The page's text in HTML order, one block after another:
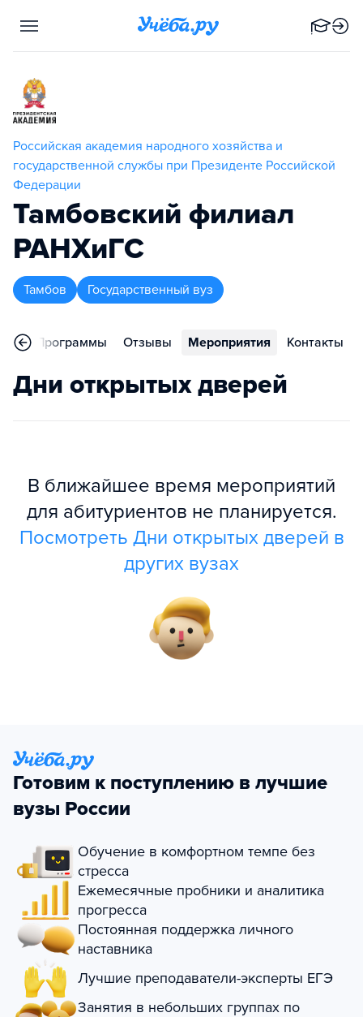
Российская академия народного хозяйства и
государственной службы при Президенте Российской
Федерации
Тамбовский филиал
РАНХиГС
Тамбов Государственный вуз
Программы Отзывы Мероприятия Контакты
Дни открытых дверей
В ближайшее время мероприятий
для абитуриентов не планируется.
Посмотреть Дни открытых дверей в
других вузах
Готовим к поступлению в лучшие
вузы России
Обучение в комфортном темпе без
стресса
Ежемесячные пробники и аналитика
прогресса
Постоянная поддержка личного
наставника
Лучшие преподаватели-эксперты ЕГЭ
Занятия в небольших группах по